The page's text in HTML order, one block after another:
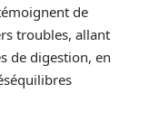
de
troubles, allant
de digestion, en